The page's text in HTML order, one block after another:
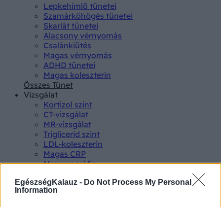
EgészségKalauz - Do Not Process My Personal
Information
Lepkehimlő tünetei
Szamárköhögés tünetei
Skarlát tünetei
Alacsony vérnyomás
Csalánkiütés
Magas vérnyomás
ADHD tünetei
Magas koleszterin
Összes Tünet
Vizsgálat
Kortizol szint
CT-vizsgálat
MR-vizsgálat
Triglicerid szint
LDL-koleszterin
Magas CRP
Mammográfia
Összes Vizsgálat
Kezelés